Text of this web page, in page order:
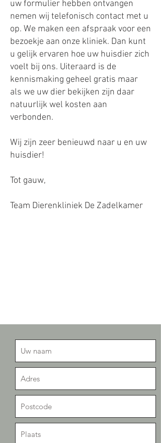
uw formulier hebben ontvangen
nemen wij telefonisch contact met u
op. We maken een afspraak voor een
bezoekje aan onze kliniek. Dan kunt
u gelijk ervaren hoe uw huisdier zich
voelt bij ons. Uiteraard is de
kennismaking geheel gratis maar
als we uw dier bekijken zijn daar
natuurlijk wel kosten aan
verbonden.
Wij zijn zeer benieuwd naar u en uw
huisdier!
Tot gauw,
Team Dierenkliniek De Zadelkamer